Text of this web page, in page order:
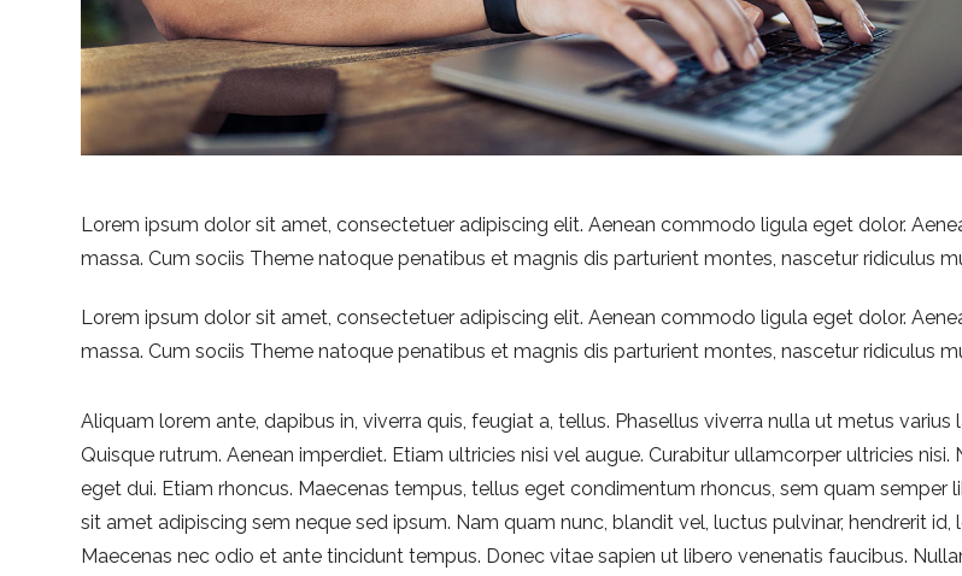
Lorem ipsum dolor sit amet, consectetuer adipiscing elit. Aenean commodo ligula eget dolor.
massa. Cum sociis Theme natoque penatibus et magnis dis parturient montes, nascetur ridiculus
Lorem ipsum dolor sit amet, consectetuer adipiscing elit. Aenean commodo ligula eget dolor.
massa. Cum sociis Theme natoque penatibus et magnis dis parturient montes, nascetur ridiculus
Aliquam lorem ante, dapibus in, viverra quis, feugiat a, tellus. Phasellus viverra nulla ut metus varius
Quisque rutrum. Aenean imperdiet. Etiam ultricies nisi vel augue. Curabitur ullamcorper ultricies nisi.
eget dui. Etiam rhoncus. Maecenas tempus, tellus eget condimentum rhoncus, sem quam semper
sit amet adipiscing sem neque sed ipsum. Nam quam nunc, blandit vel, luctus pulvinar, hendrerit id,
Maecenas nec odio et ante tincidunt tempus. Donec vitae sapien ut libero venenatis faucibus.